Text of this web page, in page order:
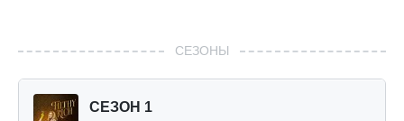
СЕЗОНЫ
СЕЗОН 1